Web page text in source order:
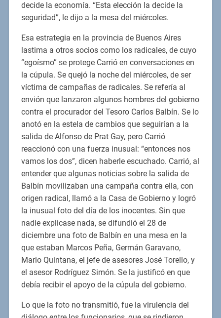
decide la economía. “Esta elección la decide la
seguridad”, le dijo a la mesa del miércoles.
Esa estrategia en la provincia de Buenos Aires
lastima a otros socios como los radicales, de cuyo
“egoísmo” se protege Carrió en conversaciones en
la cúpula. Se quejó la noche del miércoles, de ser
víctima de campañas de radicales. Se refería al
envión que lanzaron algunos hombres del gobierno
contra el procurador del Tesoro Carlos Balbín. Se lo
anotó en la estela de cambios que seguirían a la
salida de Alfonso de Prat Gay, pero Carrió
reaccionó con una fuerza inusual: “entonces nos
vamos los dos”, dicen haberle escuchado. Carrió, al
entender que algunas noticias sobre la salida de
Balbín movilizaban una campaña contra ella, con
origen radical, llamó a la Casa de Gobierno y logró
la inusual foto del día de los inocentes. Sin que
nadie explicase nada, se difundió el 28 de
diciembre una foto de Balbín en una mesa en la
que estaban Marcos Peña, Germán Garavano,
Mario Quintana, el jefe de asesores José Torello, y
el asesor Rodríguez Simón. Se la justificó en que
debía recibir el apoyo de la cúpula del gobierno.
Lo que la foto no transmitió, fue la virulencia del